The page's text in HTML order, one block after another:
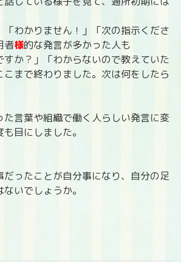
「わかりません！」「次の指示くださ
者様的な発言が多かった人も
すか？」「わからないので教えていた
まで終わりました。次は何をしたら
た言葉や組織で働く人らしい発言に変
目にしました。
だったことが自分事になり、自分の足
いでしょうか。